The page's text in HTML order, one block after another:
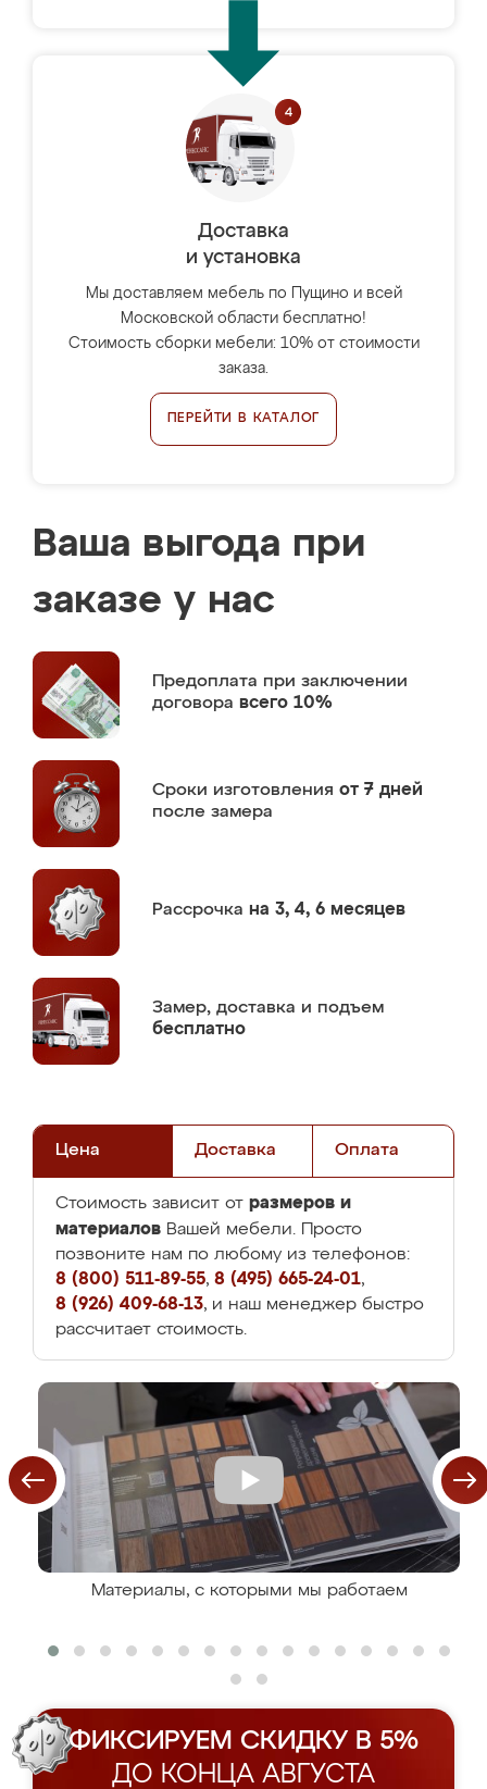
Доставка
и установка
Мы доставляем мебель по Пущино и всей
Московской области бесплатно!
Стоимость сборки мебели: 10% от стоимости
заказа.
ПЕРЕЙТИ В КАТАЛОГ
Ваша выгода при
заказе у нас
Предоплата при заключении
договора всего 10%
Сроки изготовления от 7 дней
после замера
Рассрочка на 3, 4, 6 месяцев
Замер, доставка и подъем
бесплатно
Цена Доставка Оплата
Стоимость зависит от размеров и
материалов Вашей мебели. Просто
позвоните нам по любому из телефонов:
8 (800) 511-89-55, 8 (495) 665-24-01,
8 (926) 409-68-13, и наш менеджер быстро
рассчитает стоимость.
Материалы, с которыми мы работаем
ФИКСИРУЕМ СКИДКУ В 5%
ДО КОНЦА АВГУСТА